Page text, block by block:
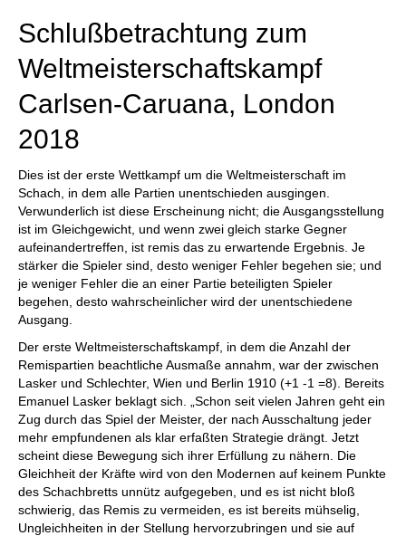
Schlußbetrachtung zum
Weltmeisterschaftskampf
Carlsen-Caruana, London
2018
Dies ist der erste Wettkampf um die Weltmeisterschaft im
Schach, in dem alle Partien unentschieden ausgingen.
Verwunderlich ist diese Erscheinung nicht; die Ausgangsstellung
ist im Gleichgewicht, und wenn zwei gleich starke Gegner
aufeinandertreffen, ist remis das zu erwartende Ergebnis. Je
stärker die Spieler sind, desto weniger Fehler begehen sie; und
je weniger Fehler die an einer Partie beteiligten Spieler
begehen, desto wahrscheinlicher wird der unentschiedene
Ausgang.
Der erste Weltmeisterschaftskampf, in dem die Anzahl der
Remispartien beachtliche Ausmaße annahm, war der zwischen
Lasker und Schlechter, Wien und Berlin 1910 (+1 -1 =8). Bereits
Emanuel Lasker beklagt sich. „Schon seit vielen Jahren geht ein
Zug durch das Spiel der Meister, der nach Ausschaltung jeder
mehr empfundenen als klar erfaßten Strategie drängt. Jetzt
scheint diese Bewegung sich ihrer Erfüllung zu nähern. Die
Gleichheit der Kräfte wird von den Modernen auf keinem Punkte
des Schachbretts unnütz aufgegeben, und es ist nicht bloß
schwierig, das Remis zu vermeiden, es ist bereits mühselig,
Ungleichheiten in der Stellung hervorzubringen und sie auf